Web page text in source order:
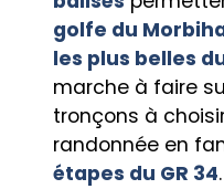
golfe du
les plus belles
marche à faire
tronçons à
randonnée en
étapes du GR 34.